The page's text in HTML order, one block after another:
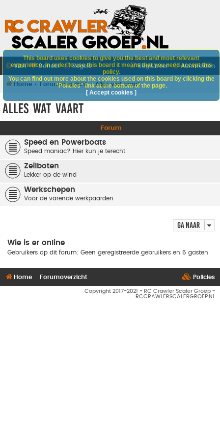
V&A Doneer Regels Aanmelden
Registreer
Home Forumoverzicht Alles wat vaart
Alles wat vaart
Forum
Speed en Powerboats
Speed maniac? Hier kun je terecht.
Zeilboten
Lekker op de wind
Werkschepen
Voor de varende werkpaarden
Ga naar
Wie is er online
Gebruikers op dit forum: Geen geregistreerde gebruikers en 6 gasten
This board uses cookies to give you the best and most relevant
experience. In order to use this board it means that you need accept this
policy.
You can find out more about the cookies used on this board by clicking the
"Policies" link at the bottom of the page.
[ Accept cookies ]
Home Forumoverzicht Policies
Copyright 2017-2021 - RC Crawler Scaler Groep -
RCCRAWLERSCALERGROEP.NL